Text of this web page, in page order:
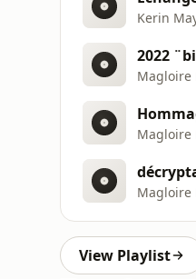
Kerin
2022
Magloire
Magloire
Magloire
View Playlist